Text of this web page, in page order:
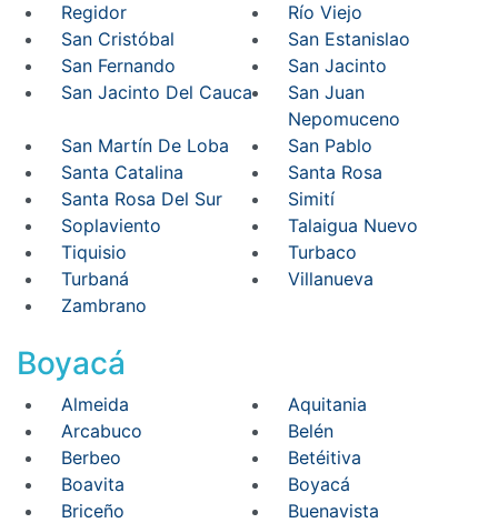
Regidor
Río Viejo
San Cristóbal
San Estanislao
San Fernando
San Jacinto
San Jacinto Del Cauca
San Juan
Nepomuceno
San Martín De Loba
San Pablo
Santa Catalina
Santa Rosa
Santa Rosa Del Sur
Simití
Soplaviento
Talaigua Nuevo
Tiquisio
Turbaco
Turbaná
Villanueva
Zambrano
Boyacá
Almeida
Aquitania
Arcabuco
Belén
Berbeo
Betéitiva
Boavita
Boyacá
Briceño
Buenavista